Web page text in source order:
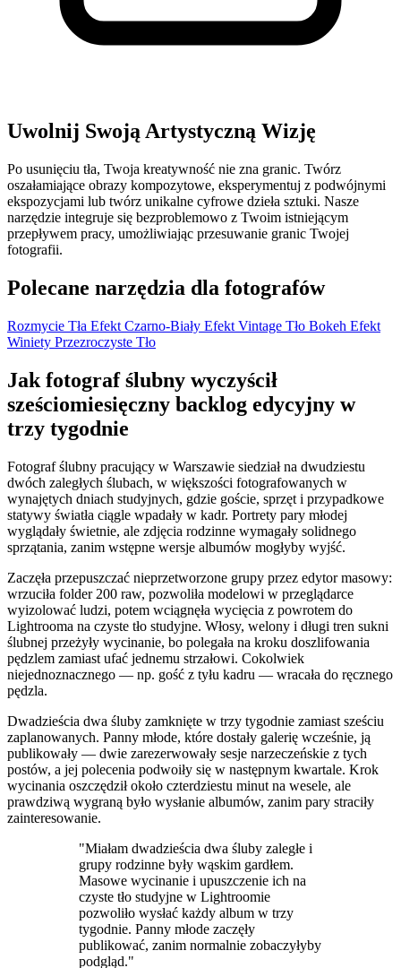
Uwolnij Swoją Artystyczną Wizję
Po usunięciu tła, Twoja kreatywność nie zna granic. Twórz
oszałamiające obrazy kompozytowe, eksperymentuj z podwójnymi
ekspozycjami lub twórz unikalne cyfrowe dzieła sztuki. Nasze
narzędzie integruje się bezproblemowo z Twoim istniejącym
przepływem pracy, umożliwiając przesuwanie granic Twojej
fotografii.
Polecane narzędzia dla fotografów
Rozmycie Tła Efekt Czarno-Biały Efekt Vintage Tło Bokeh Efekt
Winiety Przezroczyste Tło
Jak fotograf ślubny wyczyścił
sześciomiesięczny backlog edycyjny w
trzy tygodnie
Fotograf ślubny pracujący w Warszawie siedział na dwudziestu
dwóch zaległych ślubach, w większości fotografowanych w
wynajętych dniach studyjnych, gdzie goście, sprzęt i przypadkowe
statywy światła ciągle wpadały w kadr. Portrety pary młodej
wyglądały świetnie, ale zdjęcia rodzinne wymagały solidnego
sprzątania, zanim wstępne wersje albumów mogłyby wyjść.
Zaczęła przepuszczać nieprzetworzone grupy przez edytor masowy:
wrzuciła folder 200 raw, pozwoliła modelowi w przeglądarce
wyizolować ludzi, potem wciągnęła wycięcia z powrotem do
Lightrooma na czyste tło studyjne. Włosy, welony i długi tren sukni
ślubnej przeżyły wycinanie, bo polegała na kroku doszlifowania
pędzlem zamiast ufać jednemu strzałowi. Cokolwiek
niejednoznacznego — np. gość z tyłu kadru — wracała do ręcznego
pędzla.
Dwadzieścia dwa śluby zamknięte w trzy tygodnie zamiast sześciu
zaplanowanych. Panny młode, które dostały galerię wcześnie, ją
publikowały — dwie zarezerwowały sesje narzeczeńskie z tych
postów, a jej polecenia podwoiły się w następnym kwartale. Krok
wycinania oszczędził około czterdziestu minut na wesele, ale
prawdziwą wygraną było wysłanie albumów, zanim pary straciły
zainteresowanie.
"Miałam dwadzieścia dwa śluby zaległe i
grupy rodzinne były wąskim gardłem.
Masowe wycinanie i upuszczenie ich na
czyste tło studyjne w Lightroomie
pozwoliło wysłać każdy album w trzy
tygodnie. Panny młode zaczęły
publikować, zanim normalnie zobaczyłyby
podgląd."